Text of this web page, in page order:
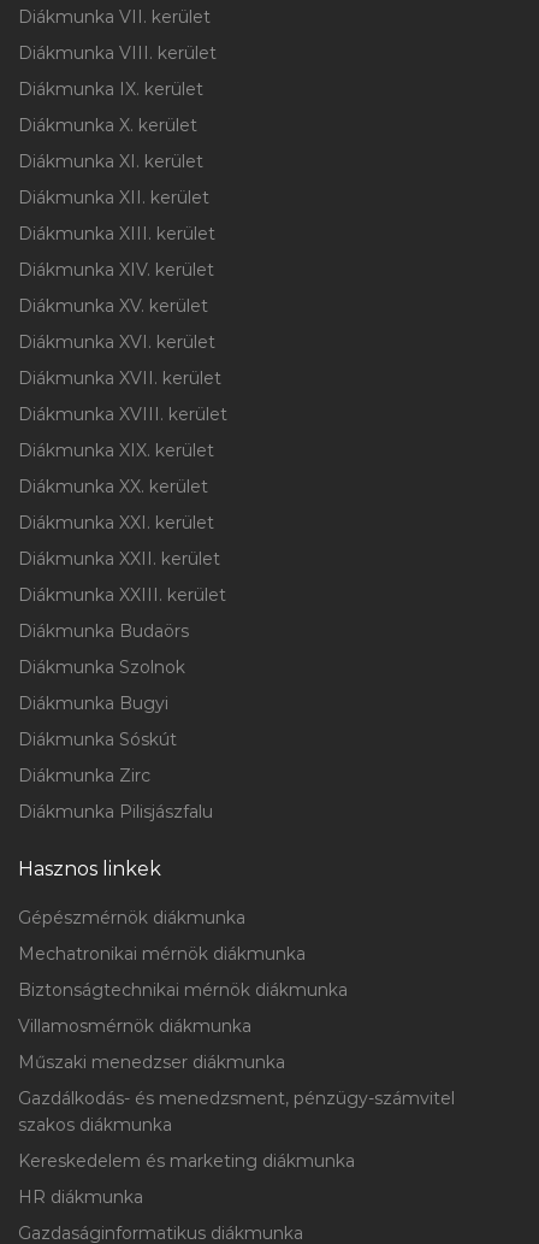
Diákmunka VII. kerület
Diákmunka VIII. kerület
Diákmunka IX. kerület
Diákmunka X. kerület
Diákmunka XI. kerület
Diákmunka XII. kerület
Diákmunka XIII. kerület
Diákmunka XIV. kerület
Diákmunka XV. kerület
Diákmunka XVI. kerület
Diákmunka XVII. kerület
Diákmunka XVIII. kerület
Diákmunka XIX. kerület
Diákmunka XX. kerület
Diákmunka XXI. kerület
Diákmunka XXII. kerület
Diákmunka XXIII. kerület
Diákmunka Budaörs
Diákmunka Szolnok
Diákmunka Bugyi
Diákmunka Sóskút
Diákmunka Zirc
Diákmunka Pilisjászfalu
Hasznos linkek
Gépészmérnök diákmunka
Mechatronikai mérnök diákmunka
Biztonságtechnikai mérnök diákmunka
Villamosmérnök diákmunka
Műszaki menedzser diákmunka
Gazdálkodás- és menedzsment, pénzügy-számvitel
szakos diákmunka
Kereskedelem és marketing diákmunka
HR diákmunka
Gazdaságinformatikus diákmunka